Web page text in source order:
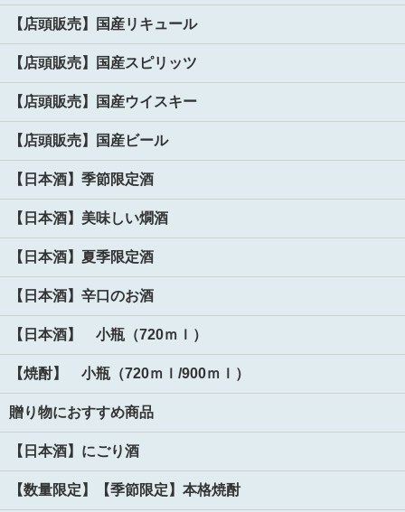
【店頭販売】国産リキュール
【店頭販売】国産スピリッツ
【店頭販売】国産ウイスキー
【店頭販売】国産ビール
【日本酒】季節限定酒
【日本酒】美味しい燗酒
【日本酒】夏季限定酒
【日本酒】辛口のお酒
【日本酒】 小瓶（720ｍｌ）
【焼酎】 小瓶（720ｍｌ/900ｍｌ）
贈り物におすすめ商品
【日本酒】にごり酒
【数量限定】【季節限定】本格焼酎